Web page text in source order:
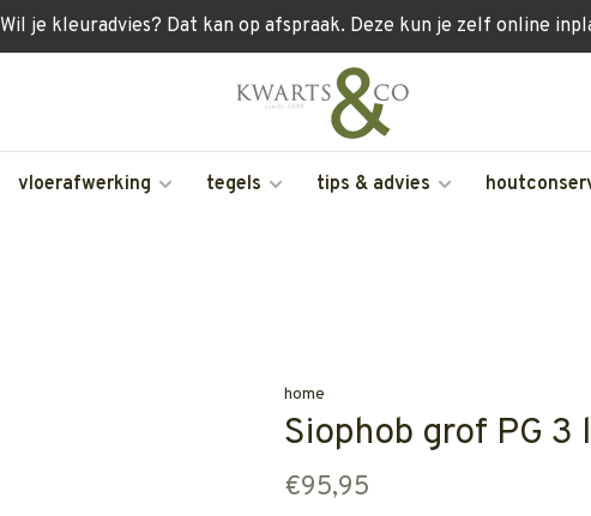
Wil je kleuradvies? Dat kan op afspraak. Deze kun je zelf online
vloerafwerking tegels tips & advies
home
Siophob grof PG
€95,95